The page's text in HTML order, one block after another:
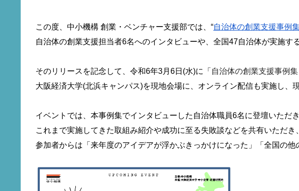
この度、中小機構 創業・ベンチャー支援部では、“自治体の創業支援事例
自治体の創業支援担当者6名へのインタビューや、全国47自治体が実施す
そのリリースを記念して、令和6年3月6日(水)に「 自治体の創業支援事例
大阪経済大学(北浜キャンパス)を現地会場に、オンライン配信も実施し、
イベントでは、本事例集でインタビューした自治体職員6名に登壇いただき
これまで実施してきた取組み紹介や成功に至る失敗談などを共有いただ
参加者からは「来年度のアイデアが浮かぶきっかけになった」「全国の